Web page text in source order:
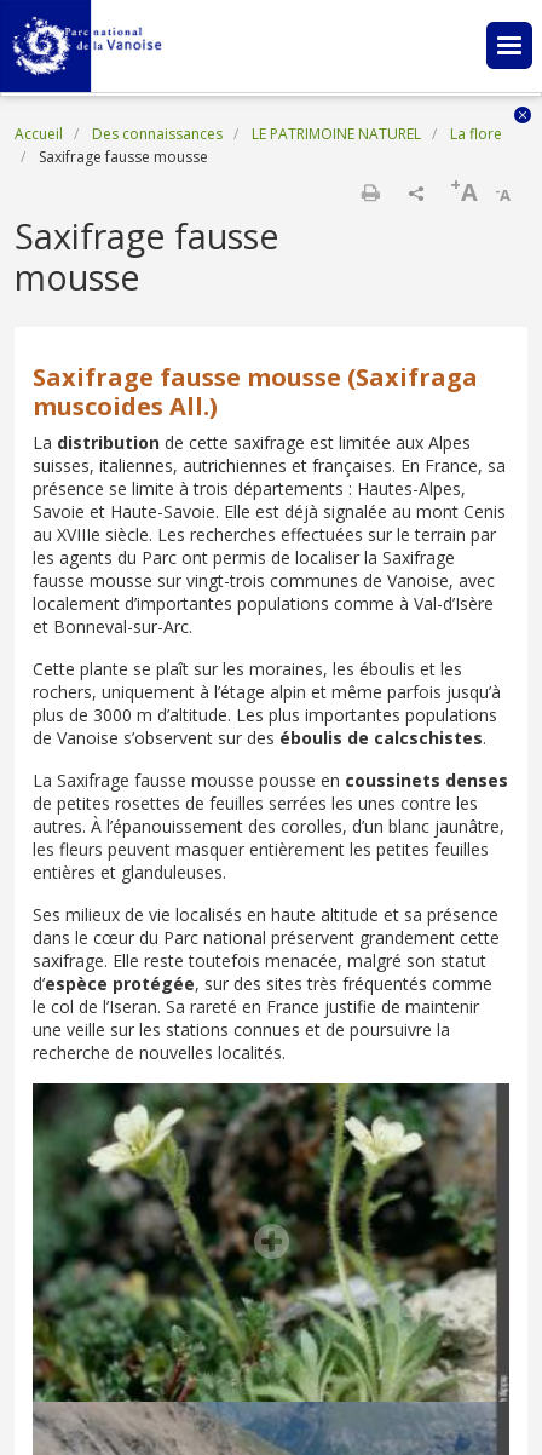
Aller au contenu principal
Fil d'Ariane
Accueil Des connaissances LE PATRIMOINE NATUREL
La flore
Saxifrage fausse mousse
-A
+A
Saxifrage fausse
mousse
Saxifrage fausse mousse (Saxifraga
muscoides All.)
La distribution de cette saxifrage est limitée aux Alpes
suisses, italiennes, autrichiennes et françaises. En France, sa
présence se limite à trois départements : Hautes-Alpes,
Savoie et Haute-Savoie. Elle est déjà signalée au mont Cenis
au XVIIIe siècle. Les recherches effectuées sur le terrain par
les agents du Parc ont permis de localiser la Saxifrage
fausse mousse sur vingt-trois communes de Vanoise, avec
localement d’importantes populations comme à Val-d’Isère
et Bonneval-sur-Arc.
Cette plante se plaît sur les moraines, les éboulis et les
rochers, uniquement à l’étage alpin et même parfois jusqu’à
plus de 3000 m d’altitude. Les plus importantes populations
de Vanoise s’observent sur des éboulis de calcschistes.
La Saxifrage fausse mousse pousse en coussinets denses
de petites rosettes de feuilles serrées les unes contre les
autres. À l’épanouissement des corolles, d’un blanc jaunâtre,
les fleurs peuvent masquer entièrement les petites feuilles
entières et glanduleuses.
Ses milieux de vie localisés en haute altitude et sa présence
dans le cœur du Parc national préservent grandement cette
saxifrage. Elle reste toutefois menacée, malgré son statut
d’espèce protégée, sur des sites très fréquentés comme
le col de l’Iseran. Sa rareté en France justifie de maintenir
une veille sur les stations connues et de poursuivre la
recherche de nouvelles localités.